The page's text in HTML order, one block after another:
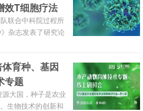
示了可能制约经
效T细胞疗法
联合中科院过程所
杂志发表了研究论
Gene Editing
可以通过非侵入...
育种、基因
专题
大国，种子是农业
生物技术的创新和